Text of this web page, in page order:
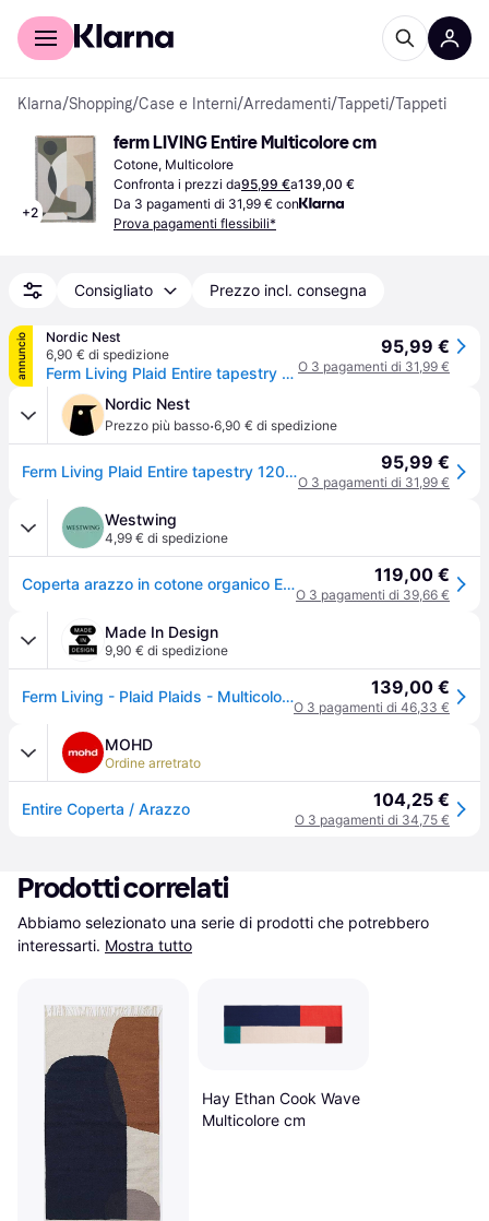
Per il tuo shopping
Klarna/Shopping/Case e Interni/Arredamenti/Tappeti/Tappeti
+2
ferm LIVING Entire Multicolore cm
Cotone, Multicolore
Confronta i prezzi da95,99 €a139,00 €
Da 3 pagamenti di 31,99 € con
Prova pagamenti flessibili*
Consigliato Prezzo incl. consegna
annuncio
Nordic Nest
6,90 € di spedizione
Ferm Living Plaid Entire tapestry 120x170 cm
95,99 €
O 3 pagamenti di 31,99 €
Nordic Nest
Prezzo più basso·6,90 € di spedizione
Ferm Living Plaid Entire tapestry 120x170 cm 95,99 €
O 3 pagamenti di 31,99 €
Westwing
4,99 € di spedizione
Coperta arazzo in cotone organico Entire 119,00 €
O 3 pagamenti di 39,66 €
Made In Design
9,90 € di spedizione
Ferm Living - Plaid Plaids - Multicolore - Cotone - Designer Berit Mogensen Lopez 139,00 €
O 3 pagamenti di 46,33 €
MOHD
Ordine arretrato
Entire Coperta / Arazzo 104,25 €
O 3 pagamenti di 34,75 €
Prodotti correlati
Abbiamo selezionato una serie di prodotti che potrebbero
interessarti. Mostra tutto
Hay Ethan Cook Wave
Multicolore cm